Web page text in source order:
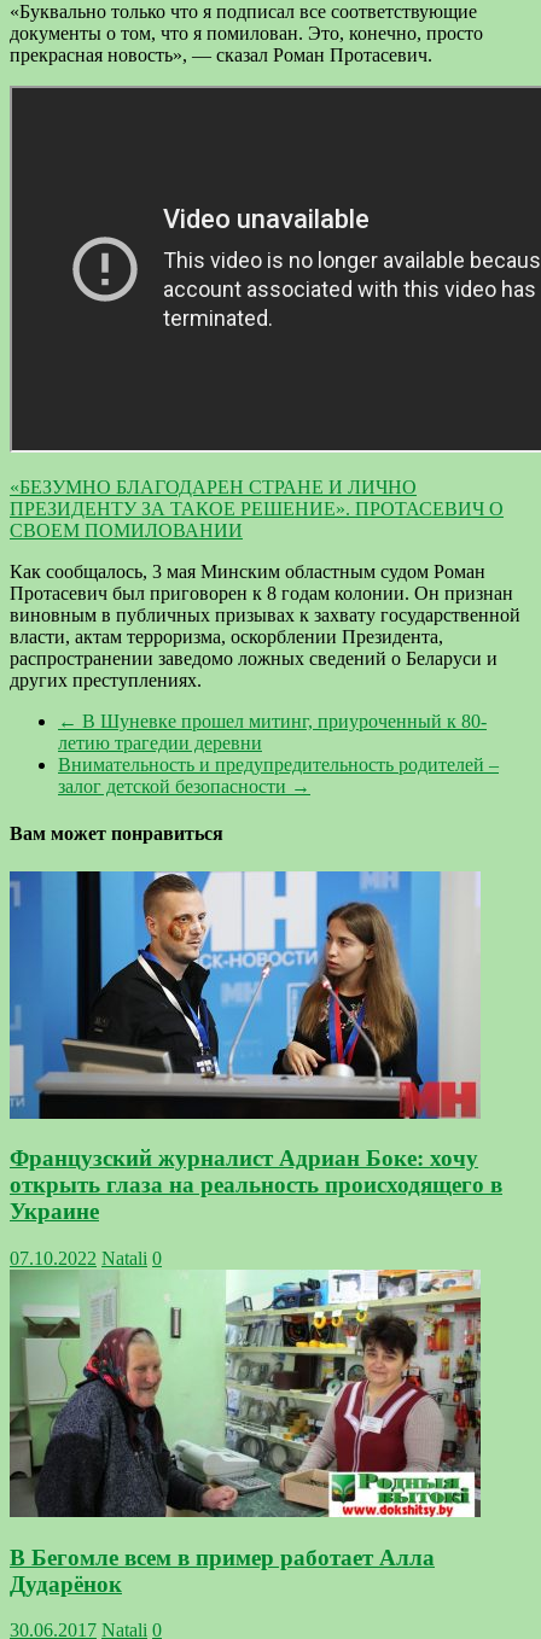
«Буквально только что я подписал все соответствующие
документы о том, что я помилован. Это, конечно, просто
прекрасная новость», — сказал Роман Протасевич.
«БЕЗУМНО БЛАГОДАРЕН СТРАНЕ И ЛИЧНО
ПРЕЗИДЕНТУ ЗА ТАКОЕ РЕШЕНИЕ». ПРОТАСЕВИЧ О
СВОЕМ ПОМИЛОВАНИИ
Как сообщалось, 3 мая Минским областным судом Роман
Протасевич был приговорен к 8 годам колонии. Он признан
виновным в публичных призывах к захвату государственной
власти, актам терроризма, оскорблении Президента,
распространении заведомо ложных сведений о Беларуси и
других преступлениях.
← В Шуневке прошел митинг, приуроченный к 80-
летию трагедии деревни
Внимательность и предупредительность родителей –
залог детской безопасности →
Вам может понравиться
Французский журналист Адриан Боке: хочу
открыть глаза на реальность происходящего в
Украине
07.10.2022 Natali 0
В Бегомле всем в пример работает Алла
Дударёнок
30.06.2017 Natali 0